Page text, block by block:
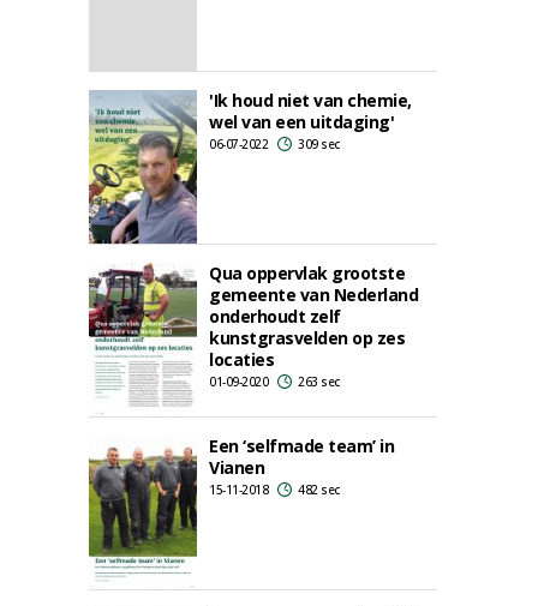
'Ik houd niet van chemie,
wel van een uitdaging'
06-07-2022 309 sec
Qua oppervlak grootste
gemeente van Nederland
onderhoudt zelf
kunstgrasvelden op zes
locaties
01-09-2020 263 sec
Een ‘selfmade team’ in
Vianen
15-11-2018 482 sec